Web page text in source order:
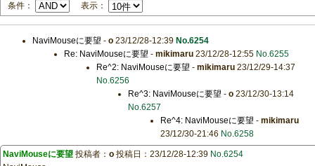
条件： 表示：
NaviMouseに要望 - o23/12/28-12:39 No.6254
Re: NaviMouseに要望 -mikimaru 23/12/28-12:55 No.6255
Re^2: NaviMouseに要望 - mikimaru23/12/29-14:37
No.6256
Re^3: NaviMouseに要望 -o 23/12/30-13:14
No.6257
Re^4: NaviMouseに要望 - mikimaru
23/12/30-21:46 No.6258
NaviMouseに要望 投稿者： o 投稿日：23/12/28-12:39 No.6254